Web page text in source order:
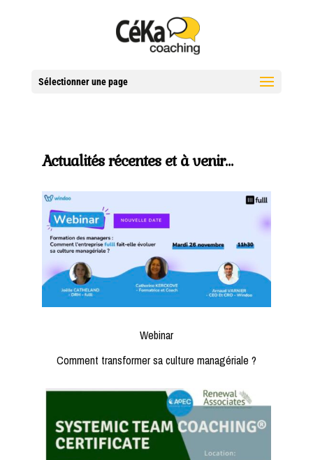
Sélectionner une page
Actualités récentes et à venir…
Webinar
Comment transformer sa culture managériale ?